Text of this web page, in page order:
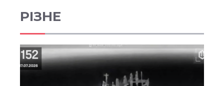
РІЗНЕ